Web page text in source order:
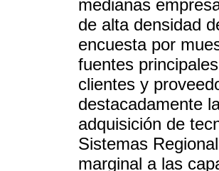
medianas
de alta densidad
encuesta por
fuentes
clientes y
destacadamente
adquisición de
Sistemas
marginal a las